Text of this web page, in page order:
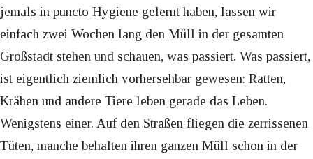
jemals in puncto Hygiene gelernt haben, lassen wir
einfach zwei Wochen lang den Müll in der gesamten
Großstadt stehen und schauen, was passiert. Was passiert,
ist eigentlich ziemlich vorhersehbar gewesen: Ratten,
Krähen und andere Tiere leben gerade das Leben.
Wenigstens einer. Auf den Straßen fliegen die zerrissenen
Tüten, manche behalten ihren ganzen Müll schon in der